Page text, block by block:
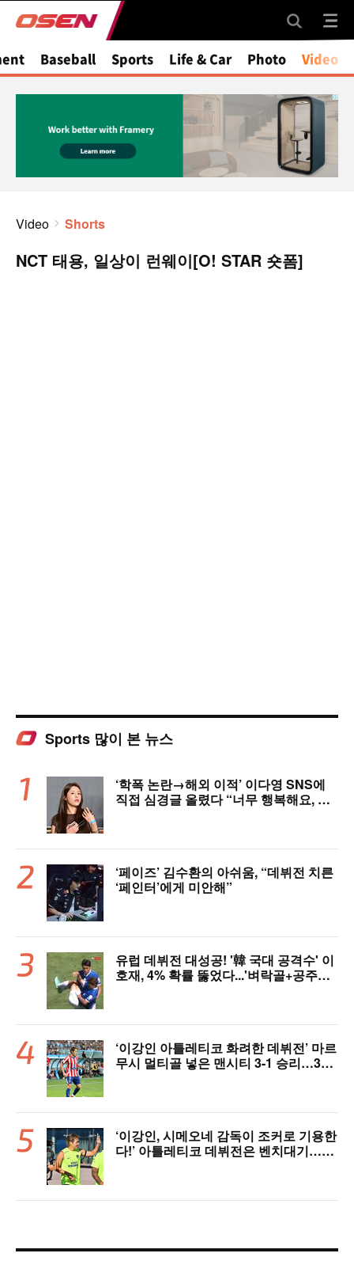
Baseball Sports Life & Car Photo Video
Video Shorts
NCT 태용, 일상이 런웨이[O! STAR 숏폼]
Sports 많이 본 뉴스
‘학폭 논란→해외 이적’ 이다영 SNS에
직접 심경글 올렸다 “너무 행복해요, 여
‘페이즈’ 김수환의 아쉬움, “데뷔전 치른
‘페인터’에게 미안해”
유럽 데뷔전 대성공! '韓 국대 공격수' 이
호재, 4% 확률 뚫었다...'벼락골+공주님
‘이강인 아틀레티코 화려한 데뷔전’ 마르
무시 멀티골 넣은 맨시티 3-1 승리…3년
‘이강인, 시메오네 감독이 조커로 기용한
다!’ 아틀레티코 데뷔전은 벤치대기…상